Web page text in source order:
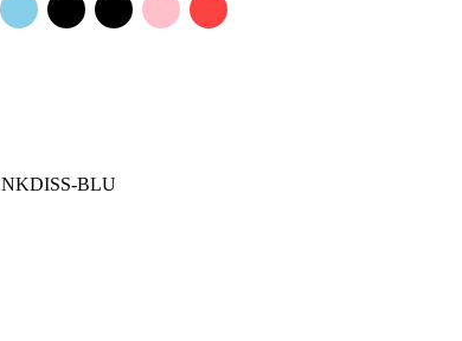
NKDISS-BLU